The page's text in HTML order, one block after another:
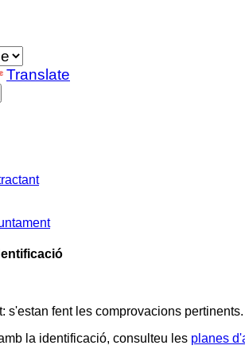
Translate
s'estan fent les comprovacions pertinents.
la identificació, consulteu les planes